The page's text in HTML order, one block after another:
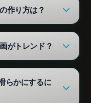
作り方は？
がトレンド？
らかにするに